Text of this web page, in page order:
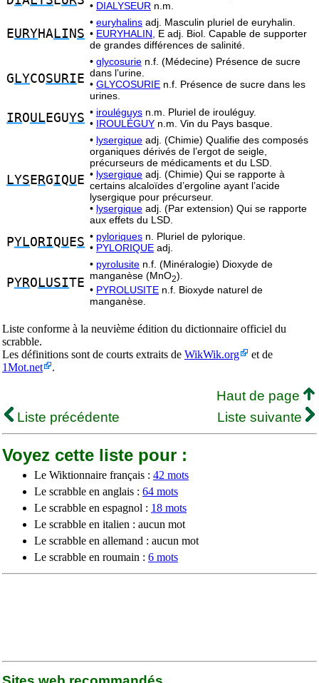
• DIALYSEUR n.m.
EURYHALI N S
• euryhalins adj. Masculin pluriel de euryhalin.
• EURYHALIN,
E adj. Biol. Capable de supporter
de grandes différences de salinité.
G LYCOSURI E
• glycosurie n.f. (Médecine) Présence de sucre
dans l’urine.
• GLYCOSURIE n.f. Présence de sucre dans les
urines.
IROUL EGUYS • irouléguys n.m. Pluriel de irouléguy.
• IROULÉGUY n.m. Vin du Pays basque.
LYS E RGIQU E
• lysergique adj. (Chimie) Qualifie des composés
organiques dérivés de l’ergot de seigle,
précurseurs de médicaments et du LSD.
• lysergique adj. (Chimie) Qui se rapporte à
certains alcaloïdes d’ergoline ayant l’acide
lysergique pour précurseur.
• lysergique adj. (Par extension) Qui se rapporte
aux effets du LSD.
PYLO RIQU ES • pyloriques n. Pluriel de pylorique.
• PYLORIQUE adj.
PYRO LUSITE
• pyrolusite n.f. (Minéralogie) Dioxyde de
manganèse (MnO2).
• PYROLUSITE n.f. Bioxyde naturel de
manganèse.
Liste conforme à la neuvième édition du dictionnaire officiel du
scrabble.
Les définitions sont de courts extraits de WikWik.org
et de
1Mot.net
.
Haut de page
Liste précédente
Liste suivante
Voyez cette liste pour :
Le Wiktionnaire français : 42 mots
Le scrabble en anglais : 64 mots
Le scrabble en espagnol : 18 mots
Le scrabble en italien : aucun mot
Le scrabble en allemand : aucun mot
Le scrabble en roumain : 6 mots